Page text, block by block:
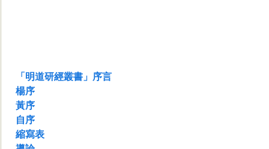
「明道研經叢書」序言
楊序
黃序
自序
縮寫表